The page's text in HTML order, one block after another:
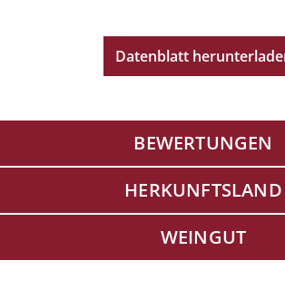
Datenblatt
BEWERTUNGEN
HERKUNFTSLAND
WEINGUT